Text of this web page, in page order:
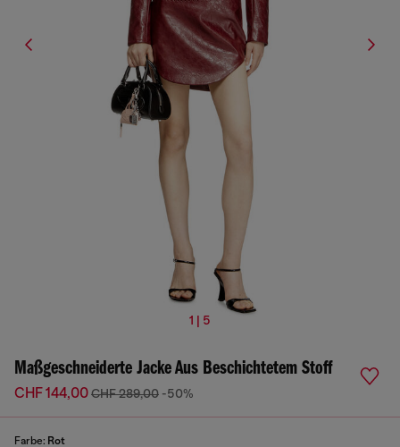
1 | 5
Maßgeschneiderte Jacke Aus Beschichtetem Stoff
CHF 144,00CHF 289,00 -50%
Farbe: Rot